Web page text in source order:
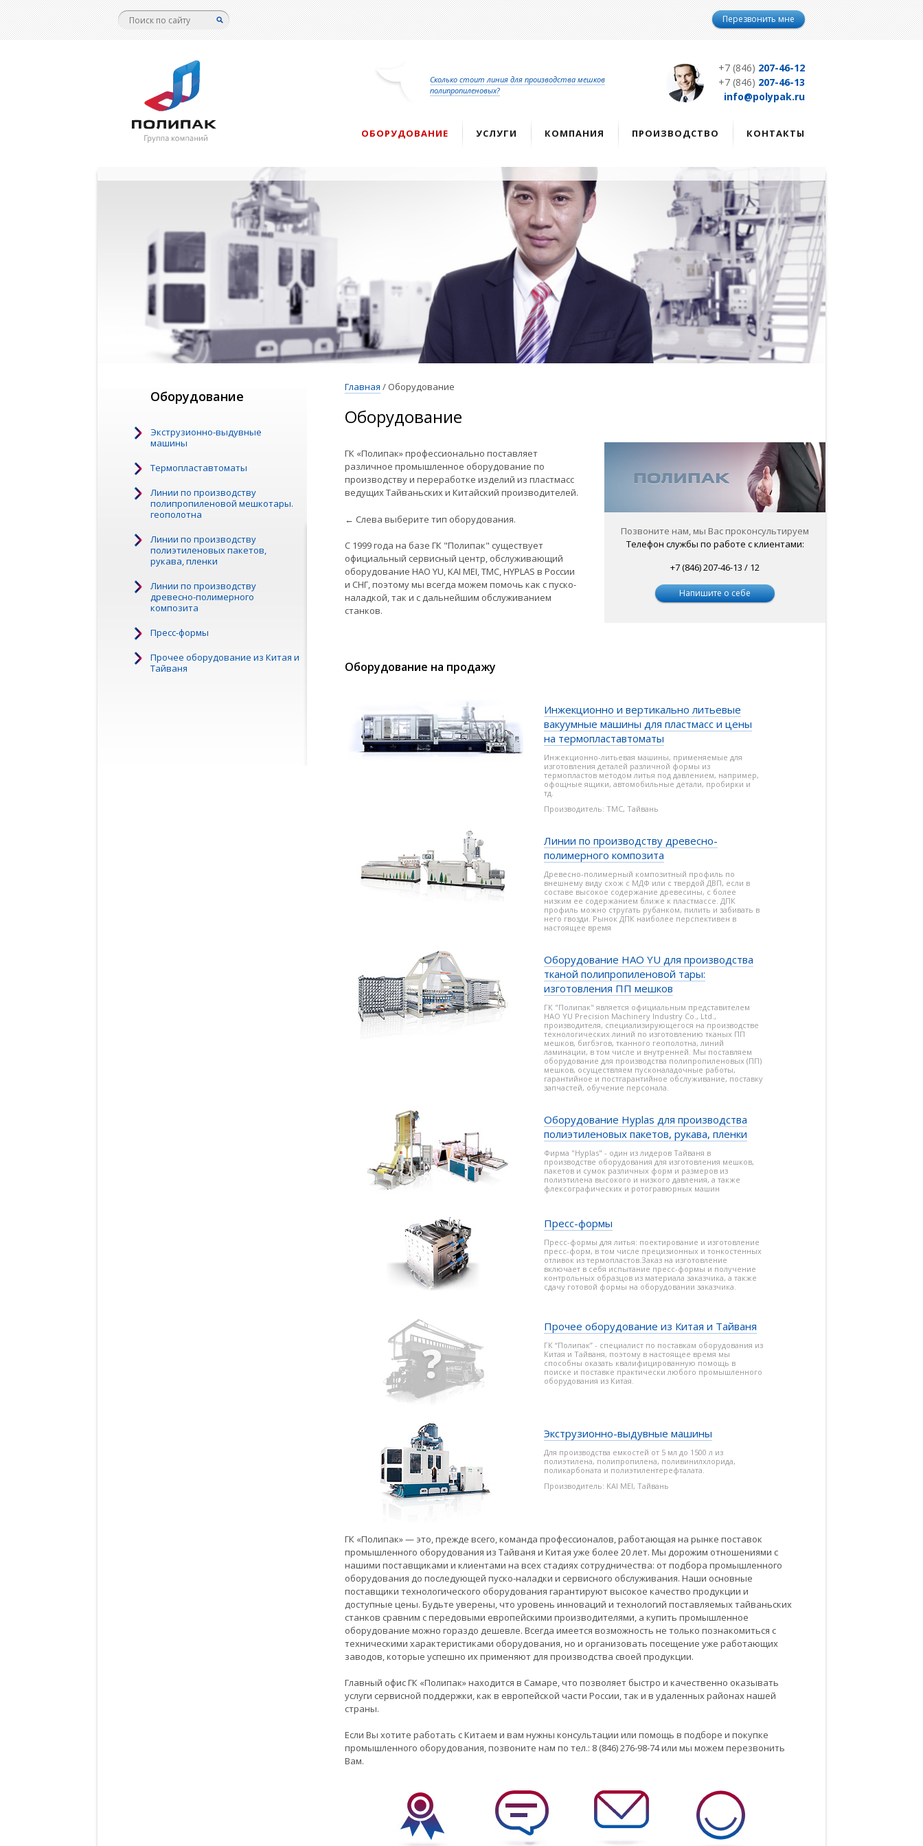
Перейти
к
Перезвонить мне
+7 (846) 207-46-12
+7 (846) 207-46-13
info@polypak.ru
Сколько стоит линия для производства мешков
полипропиленовых?
ОБОРУДОВАНИЕ УСЛУГИ КОМПАНИЯ ПРОИЗВОДСТВО КОНТАКТЫ
Оборудование
Экструзионно-выдувные
машины
Термопластавтоматы
Линии по производству
полипропиленовой мешкотары.
геополотна
Линии по производству
полиэтиленовых пакетов,
рукава, пленки
Линии по производству
древесно-полимерного
композита
Пресс-формы
Прочее оборудование из Китая и
Тайваня
Главная / Оборудование
Позвоните нам, мы Вас проконсультируем
Телефон службы по работе с клиентами:
+7 (846) 207-46-13 / 12
Напишите о себе
Оборудование
ГК «Полипак» профессионально поставляет
различное промышленное оборудование по
производству и переработке изделий из пластмасс
ведущих Тайваньских и Китайский производителей.
← Слева выберите тип оборудования.
С 1999 года на базе ГК "Полипак" существует
официальный сервисный центр, обслуживающий
оборудование HAO YU, KAI MEI, TMC, HYPLAS в России
и СНГ, поэтому мы всегда можем помочь как с пуско-
наладкой, так и с дальнейшим обслуживанием
станков.
Оборудование на продажу
Инжекционно и вертикально литьевые
вакуумные машины для пластмасс и цены
на термопластавтоматы
Инжекционно-литьевая машины, применяемые для
изготовления деталей различной формы из
термопластов методом литья под давлением, например,
офощные ящики, автомобильные детали, пробирки и
тд.
Производитель: TMC, Тайвань
Линии по производству древесно-
полимерного композита
Древесно-полимерный композитный профиль по
внешнему виду схож с МДФ или с твердой ДВП, если в
составе высокое содержание древесины, с более
низким ее содержанием ближе к пластмассе. ДПК
профиль можно стругать рубанком, пилить и забивать в
него гвозди. Рынок ДПК наиболее перспективен в
настоящее время
Оборудование HAO YU для производства
тканой полипропиленовой тары:
изготовления ПП мешков
ГК "Полипак" является официальным представителем
HAO YU Precision Machinery Industry Co., Ltd.,
производителя, специализирующегося на производстве
технологических линий по изготовлению тканых ПП
мешков, бигбэгов, тканного геополотна, линий
ламинации, в том числе и внутренней. Мы поставляем
оборудование для производства полипропиленовых (ПП)
мешков, осуществляем пусконаладочные работы,
гарантийное и постгарантийное обслуживание, поставку
запчастей, обучение персонала.
Оборудование Hyplas для производства
полиэтиленовых пакетов, рукава, пленки
Фирма "Hyplas" - один из лидеров Тайваня в
производстве оборудования для изготовления мешков,
пакетов и сумок различных форм и размеров из
полиэтилена высокого и низкого давления, а также
флексографических и ротогравюрных машин
Пресс-формы
Пресс-формы для литья: поектирование и изготовление
пресс-форм, в том числе прецизионных и тонкостенных
отливок из термопластов.Заказ на изготовление
включает в себя испытание пресс-формы и получение
контрольных образцов из материала заказчика, а также
сдачу готовой формы на оборудовании заказчика.
Прочее оборудование из Китая и Тайваня
ГК “Полипак” - специалист по поставкам оборудования из
Китая и Тайваня, поэтому в настоящее время мы
способны оказать квалифицированную помощь в
поиске и поставке практически любого промышленного
оборудования из Китая.
Экструзионно-выдувные машины
Для производства емкостей от 5 мл до 1500 л из
полиэтилена, полипропилена, поливинилхлорида,
поликарбоната и полиэтилентерефталата.
Производитель: KAI MEI, Тайвань
ГК «Полипак» — это, прежде всего, команда профессионалов, работающая на рынке поставок
промышленного оборудования из Тайваня и Китая уже более 20 лет. Мы дорожим отношениями с
нашими поставщиками и клиентами на всех стадиях сотрудничества: от подбора промышленного
оборудования до последующей пуско-наладки и сервисного обслуживания. Наши основные
поставщики технологического оборудования гарантируют высокое качество продукции и
доступные цены. Будьте уверены, что уровень инноваций и технологий поставляемых тайваньских
станков сравним с передовыми европейскими производителями, а купить промышленное
оборудование можно гораздо дешевле. Всегда имеется возможность не только познакомиться с
техническими характеристиками оборудования, но и организовать посещение уже работающих
заводов, которые успешно их применяют для производства своей продукции.
Главный офис ГК «Полипак» находится в Самаре, что позволяет быстро и качественно оказывать
услуги сервисной поддержки, как в европейской части России, так и в удаленных районах нашей
страны.
Если Вы хотите работать с Китаем и вам нужны консультации или помощь в подборе и покупке
промышленного оборудования, позвоните нам по тел.: 8 (846) 276-98-74 или мы можем перезвонить
Вам.